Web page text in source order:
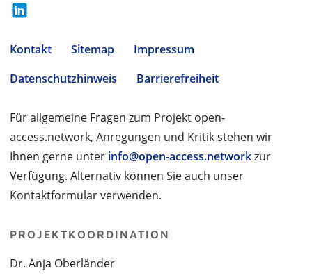
Kontakt Sitemap
Impressum
Datenschutzhinweis
Barrierefreiheit
Für allgemeine Fragen zum Projekt open-
access.network, Anregungen und Kritik stehen wir
Ihnen gerne unter info@open-access.networkzur
Verfügung. Alternativ können Sie auch unser
Kontaktformular verwenden.
PROJEKTKOORDINATION
Dr. Anja Oberländer